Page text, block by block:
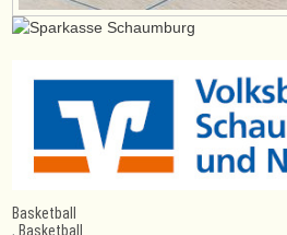
Basketball
, Basketball